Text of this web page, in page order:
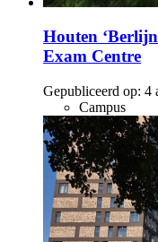
Houten
Exam Centre
Gepubliceerd op: 4
Campus